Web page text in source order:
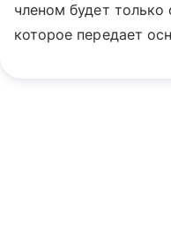
членом будет
которое передает